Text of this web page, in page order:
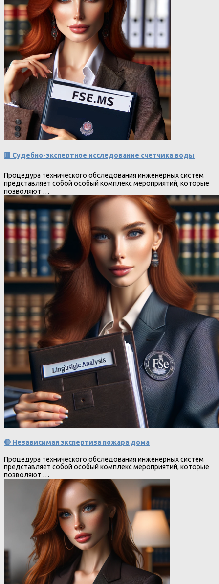
🟥 Судебно-экспертное исследование счетчика воды
Процедура технического обследования инженерных систем
представляет собой особый комплекс мероприятий, которые
позволяют …
🔴 Независимая экспертиза пожара дома
Процедура технического обследования инженерных систем
представляет собой особый комплекс мероприятий, которые
позволяют …